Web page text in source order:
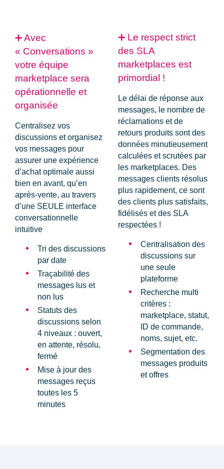
➕ Avec
« Conversations »
votre équipe
marketplace sera
opérationnelle et
organisée
Centralisez vos
discussions et organisez
vos messages pour
assurer une expérience
d’achat optimale aussi
bien en avant, qu’en
après-vente, au travers
d’une SEULE interface
conversationnelle
intuitive
Tri des discussions
par date
Traçabilité des
messages lus et
non lus
Statuts des
discussions selon
4 niveaux : ouvert,
en attente, résolu,
fermé
Mise à jour des
messages reçus
toutes les 5
minutes
➕ Le respect strict
des SLA
marketplaces est
primordial !
Le délai de réponse aux
messages, le nombre de
réclamations et de
retours produits sont des
données minutieusement
calculées et scrutées par
les marketplaces. Des
messages clients résolus
plus rapidement, ce sont
des clients plus satisfaits,
fidélisés et des SLA
respectées !
Centralisation des
discussions sur
une seule
plateforme
Recherche multi
critères :
marketplace, statut,
ID de commande,
noms, sujet, etc.
Segmentation des
messages produits
et offres